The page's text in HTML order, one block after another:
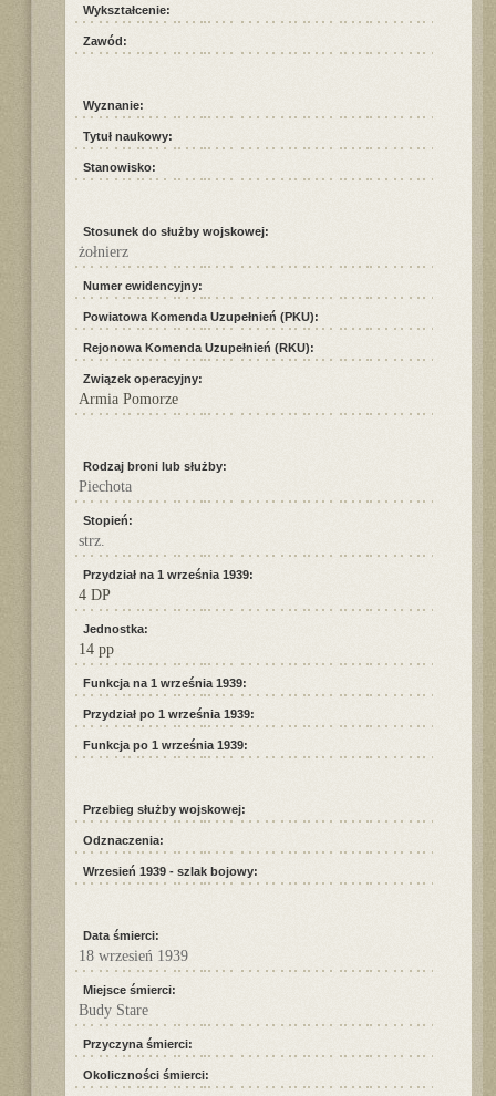
Wykształcenie:
Zawód:
Wyznanie:
Tytuł naukowy:
Stanowisko:
Stosunek do służby wojskowej:
żołnierz
Numer ewidencyjny:
Powiatowa Komenda Uzupełnień (PKU):
Rejonowa Komenda Uzupełnień (RKU):
Związek operacyjny:
Armia Pomorze
Rodzaj broni lub służby:
Piechota
Stopień:
strz.
Przydział na 1 września 1939:
4 DP
Jednostka:
14 pp
Funkcja na 1 września 1939:
Przydział po 1 września 1939:
Funkcja po 1 września 1939:
Przebieg służby wojskowej:
Odznaczenia:
Wrzesień 1939 - szlak bojowy:
Data śmierci:
18 wrzesień 1939
Miejsce śmierci:
Budy Stare
Przyczyna śmierci:
Okoliczności śmierci: